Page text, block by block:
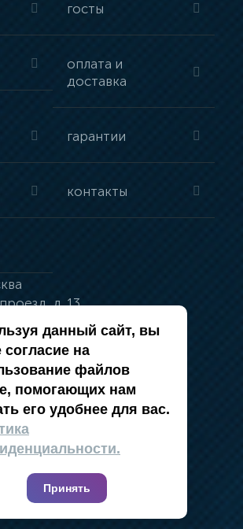
госты
оплата и
доставка
гарантии
контакты
д. 13
41-83
в отношении обработки
персональных данных
публичная оферта
карта сайта
— 2026 @ Компания Vincci
данный сайт, вы
согласие на
файлов
помогающих нам
его удобнее для вас.
Принять